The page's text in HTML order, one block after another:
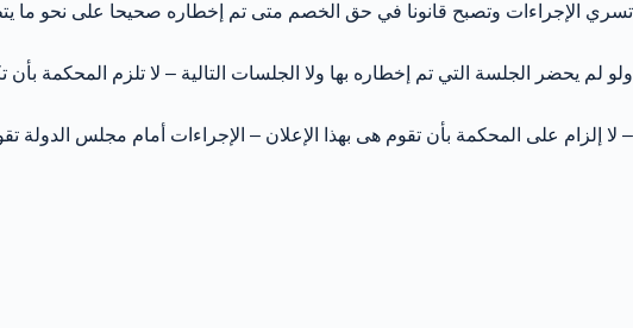
تسري الإجراءات وتصبح قانونا في حق الخصم متى تم إخطاره صحيحا على نحو ما
ولو لم يحضر الجلسة التي تم إخطاره بها ولا الجلسات التالية – لا تلزم المحكمة
– لا إلزام على المحكمة بأن تقوم هى بهذا الإعلان – الإجراءات أمام مجلس